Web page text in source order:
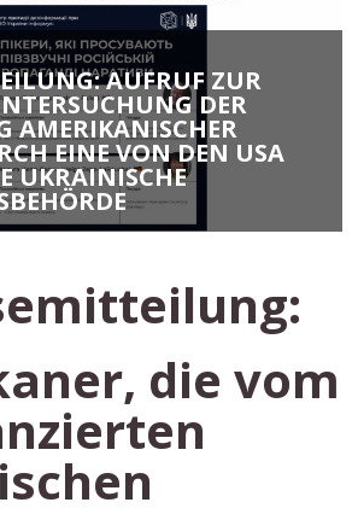
AUFRUF ZUR
DER
AMERIKANISCHER
EINE VON DEN USA
UKRAINISCHE
die vom